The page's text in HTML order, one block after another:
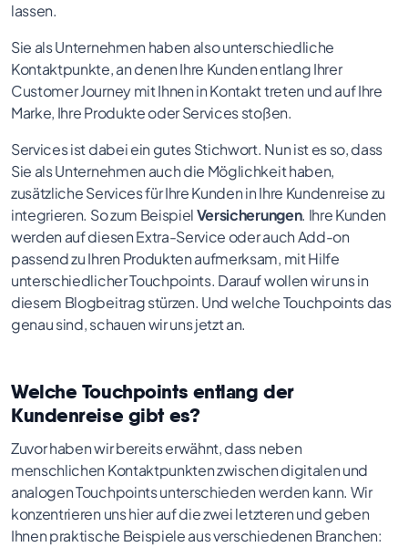
lassen.
Sie als Unternehmen haben also unterschiedliche
Kontaktpunkte, an denen Ihre Kunden entlang Ihrer
Customer Journey mit Ihnen in Kontakt treten und auf Ihre
Marke, Ihre Produkte oder Services stoßen.
Services ist dabei ein gutes Stichwort. Nun ist es so, dass
Sie als Unternehmen auch die Möglichkeit haben,
zusätzliche Services für Ihre Kunden in Ihre Kundenreise zu
integrieren. So zum BeispielVersicherungen. Ihre Kunden
werden auf diesen Extra-Service oder auch Add-on
passend zu Ihren Produkten aufmerksam, mit Hilfe
unterschiedlicher Touchpoints. Darauf wollen wir uns in
diesem Blogbeitrag stürzen. Und welche Touchpoints das
genau sind, schauen wir uns jetzt an.
Welche Touchpoints entlang der
Kundenreise gibt es?
Zuvor haben wir bereits erwähnt, dass neben
menschlichen Kontaktpunkten zwischen digitalen und
analogen Touchpoints unterschieden werden kann. Wir
konzentrieren uns hier auf die zwei letzteren und geben
Ihnen praktische Beispiele aus verschiedenen Branchen: